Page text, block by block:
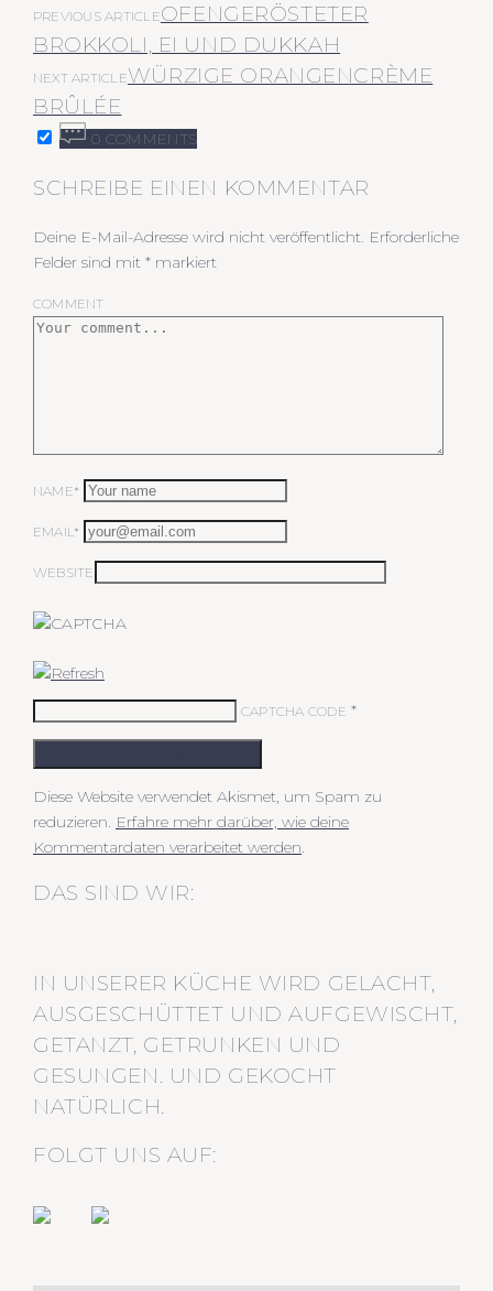
PREVIOUS ARTICLEOFENGERÖSTETER
BROKKOLI, EI UND DUKKAH
NEXT ARTICLEWÜRZIGE ORANGENCRÈME
BRÛLÉE
0 COMMENTS
SCHREIBE EINEN KOMMENTAR
Deine E-Mail-Adresse wird nicht veröffentlicht. Erforderliche
Felder sind mit * markiert
COMMENT
NAME*
EMAIL*
WEBSITE
CAPTCHA CODE *
Diese Website verwendet Akismet, um Spam zu
reduzieren. Erfahre mehr darüber, wie deine
Kommentardaten verarbeitet werden.
DAS SIND WIR:
IN UNSERER KÜCHE WIRD GELACHT,
AUSGESCHÜTTET UND AUFGEWISCHT,
GETANZT, GETRUNKEN UND
GESUNGEN. UND GEKOCHT
NATÜRLICH.
FOLGT UNS AUF: